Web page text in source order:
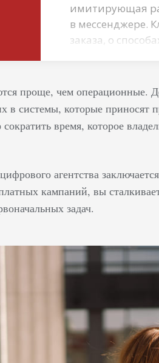
имитирующая
в мессенджере.
заказа, о
сотрудник. Он
перекуры и
диалог с
запросы, не
проще, чем операционные.
в системы, которые приносят
сократить время, которое
агентства
кампаний, вы
задач.